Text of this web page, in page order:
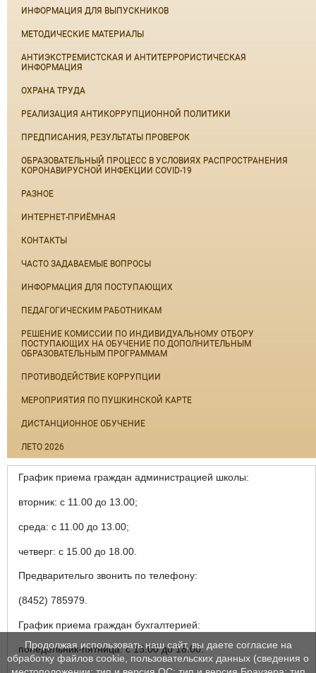
ИНФОРМАЦИЯ ДЛЯ ВЫПУСКНИКОВ
МЕТОДИЧЕСКИЕ МАТЕРИАЛЫ
АНТИЭКСТРЕМИСТСКАЯ И АНТИТЕРРОРИСТИЧЕСКАЯ
ИНФОРМАЦИЯ
ОХРАНА ТРУДА
РЕАЛИЗАЦИЯ АНТИКОРРУПЦИОННОЙ ПОЛИТИКИ
ПРЕДПИСАНИЯ, РЕЗУЛЬТАТЫ ПРОВЕРОК
ОБРАЗОВАТЕЛЬНЫЙ ПРОЦЕСС В УСЛОВИЯХ РАСПРОСТРАНЕНИЯ
КОРОНАВИРУСНОЙ ИНФЕКЦИИ COVID-19
РАЗНОЕ
ИНТЕРНЕТ-ПРИЁМНАЯ
КОНТАКТЫ
ЧАСТО ЗАДАВАЕМЫЕ ВОПРОСЫ
ИНФОРМАЦИЯ ДЛЯ ПОСТУПАЮЩИХ
ПЕДАГОГИЧЕСКИМ РАБОТНИКАМ
РЕШЕНИЕ КОМИССИИ ПО ИНДИВИДУАЛЬНОМУ ОТБОРУ
ПОСТУПАЮЩИХ НА ОБУЧЕНИЕ ПО ДОПОЛНИТЕЛЬНЫМ
ОБРАЗОВАТЕЛЬНЫМ ПРОГРАММАМ
ПРОТИВОДЕЙСТВИЕ КОРРУПЦИИ
МЕРОПРИЯТИЯ ПО ПУШКИНСКОЙ КАРТЕ
ДИСТАНЦИОННОЕ ОБУЧЕНИЕ
ЛЕТО 2026
График приема граждан администрацией школы:
вторник: с 11.00 до 13.00;
среда: с 11.00 до 13.00;
четверг: с 15.00 до 18.00.
Предварительго звонить по телефону:
(8452) 785979.
График приема граждан бухгалтерией:
понедельник-пятница: с 15.00 до 18.00.
Продолжая использовать наш сайт, вы даете согласие на
обработку файлов cookie, пользовательских данных (сведения о